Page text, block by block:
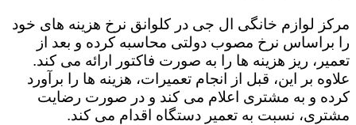
مرکز لوازم خانگی ال جی در کلوانق نرخ هزینه های خود
را براساس نرخ مصوب دولتی محاسبه کرده و بعد از
تعمیر، ریز هزینه ها را به صورت فاکتور ارائه می کند.
علاوه بر این، قبل از انجام تعمیرات، هزینه ها را برآورد
کرده و به مشتری اعلام می کند و در صورت رضایت
مشتری، نسبت به تعمیر دستگاه اقدام می کند.